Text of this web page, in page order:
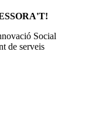
Social
de serveis